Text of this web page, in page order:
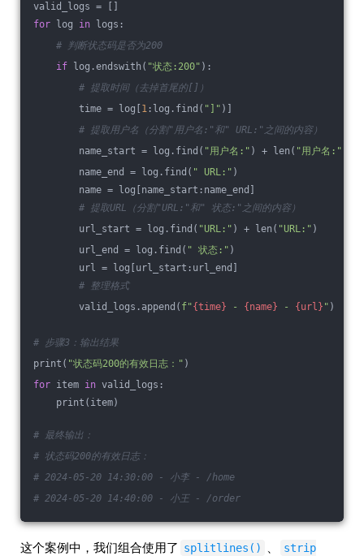
valid_logs = []
for log in logs:
# 判断状态码是否为200
if log.endswith( "状态:200" ):
# 提取时间（去掉首尾的[]）
time = log[ 1 :log.find( "]" )]
# 提取用户名（分割"用户名:"和" URL:"之间的内容）
name_start = log.find( "用户名:" ) + len( "用户名:"
name_end = log.find( " URL:" )
name = log[name_start:name_end]
# 提取URL（分割"URL:"和" 状态:"之间的内容）
url_start = log.find( "URL:" ) + len( "URL:" )
url_end = log.find( " 状态:" )
url = log[url_start:url_end]
# 整理格式
valid_logs.append( f"{time} - {name} - {url} " )
# 步骤3：输出结果
print( "状态码200的有效日志：" )
for item in valid_logs:
print(item)
# 最终输出：
# 状态码200的有效日志：
# 2024-05-20 14:30:00 - 小李 - /home
# 2024-05-20 14:40:00 - 小王 - /order
这个案例中，我们组合使用了 splitlines() 、
strip